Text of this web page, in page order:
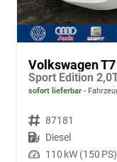
Volkswagen
Sport Edition
sofort lieferbar
Fahrzeugnr. 87181
Kraftstoff Diesel
Leistung 110 kW (150 PS)